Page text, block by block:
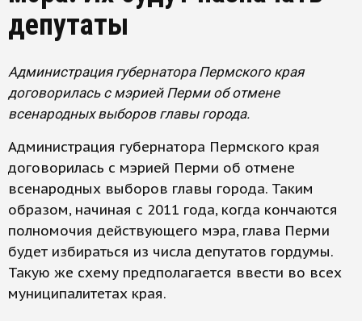
депутаты
Администрация губернатора Пермского края
договорилась с мэрией Перми об отмене
всенародных выборов главы города.
Администрация губернатора Пермского края
договорилась с мэрией Перми об отмене
всенародных выборов главы города. Таким
образом, начиная с 2011 года, когда кончаются
полномочия действующего мэра, глава Перми
будет избираться из числа депутатов гордумы.
Такую же схему предполагается ввести во всех
муниципалитетах края.